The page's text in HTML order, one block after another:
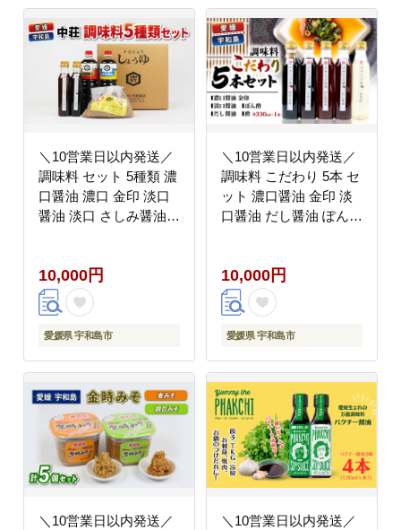
＼10営業日以内発送／
調味料 セット 5種類 濃
口醤油 濃口 金印 淡口
醤油 淡口 さしみ醤油
詰合せ 中荘本店 老舗
醤油 しょうゆ みそ 味
噌 大豆 こいくち うす
くち 炒め物 煮物 調理
J010-119003
10,000円
愛媛県 宇和島市
＼10営業日以内発送／
調味料 こだわり 5本 セ
ット 濃口醤油 金印 淡
口醤油 だし醤油 ぽん酢
ょうゆ 大豆 調味料 こ
いくち うすくち 合酢
つゆ つけつゆ 炒め物
煮物 おせち 冷奴 アレ
媛 宇和島 J010-119005
10,000円
愛媛県 宇和島市
＼10営業日以内発送／
＼10営業日以内発送／